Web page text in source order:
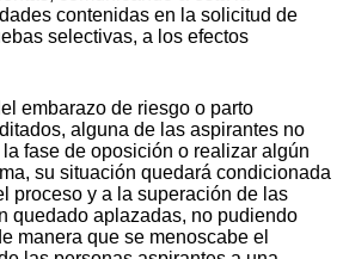
contenidas en la solicitud de
selectivas, a los efectos
embarazo de riesgo o parto
alguna de las aspirantes no
fase de oposición o realizar algún
su situación quedará condicionada
proceso y a la superación de las
quedado aplazadas, no pudiendo
manera que se menoscabe el